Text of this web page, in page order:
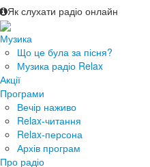
Як слухати радіо онлайн
Музика
Що це була за пісня?
Музика радіо Relax
Акції
Програми
Вечір наживо
Relax-читання
Relax-персона
Архів програм
Про радіо